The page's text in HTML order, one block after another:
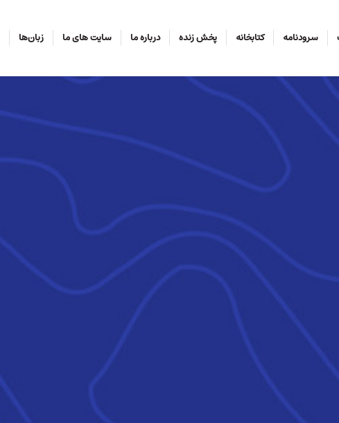
سرودنامه کتابخانه پخش زنده درباره ما سایت های ما زبان‌ها